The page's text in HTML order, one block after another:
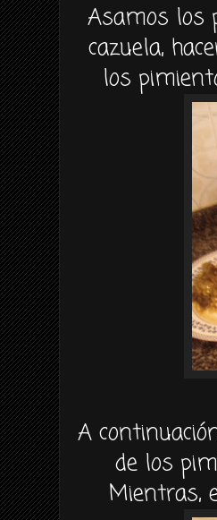
Asamos los
cazuela,
los
A
de los
Mientras,